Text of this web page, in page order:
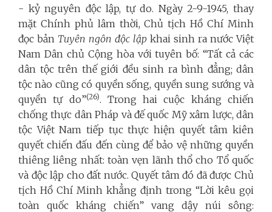
- kỷ nguyên độc lập, tự do. Ngày 2-9-1945, thay
mặt Chính phủ lâm thời, Chủ tịch Hồ Chí Minh
đọc bản Tuyên ngôn độc lập khai sinh ra nước Việt
Nam Dân chủ Cộng hòa với tuyên bố: “Tất cả các
dân tộc trên thế giới đều sinh ra bình đẳng; dân
tộc nào cũng có quyền sống, quyền sung sướng và
quyền tự do”(26). Trong hai cuộc kháng chiến
chống thực dân Pháp và đế quốc Mỹ xâm lược, dân
tộc Việt Nam tiếp tục thực hiện quyết tâm kiên
quyết chiến đấu đến cùng để bảo vệ những quyền
thiêng liêng nhất: toàn vẹn lãnh thổ cho Tổ quốc
và độc lập cho đất nước. Quyết tâm đó đã được Chủ
tịch Hồ Chí Minh khẳng định trong “Lời kêu gọi
toàn quốc kháng chiến” vang dậy núi sông: